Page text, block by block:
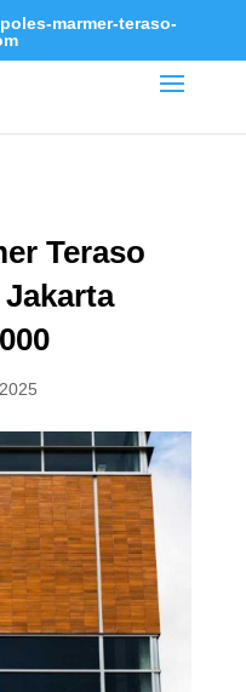
marmer-teraso-
Teraso